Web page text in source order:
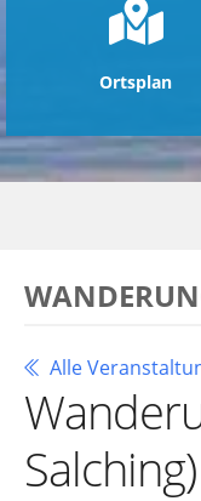
Ortsplan
Alle
Salching)